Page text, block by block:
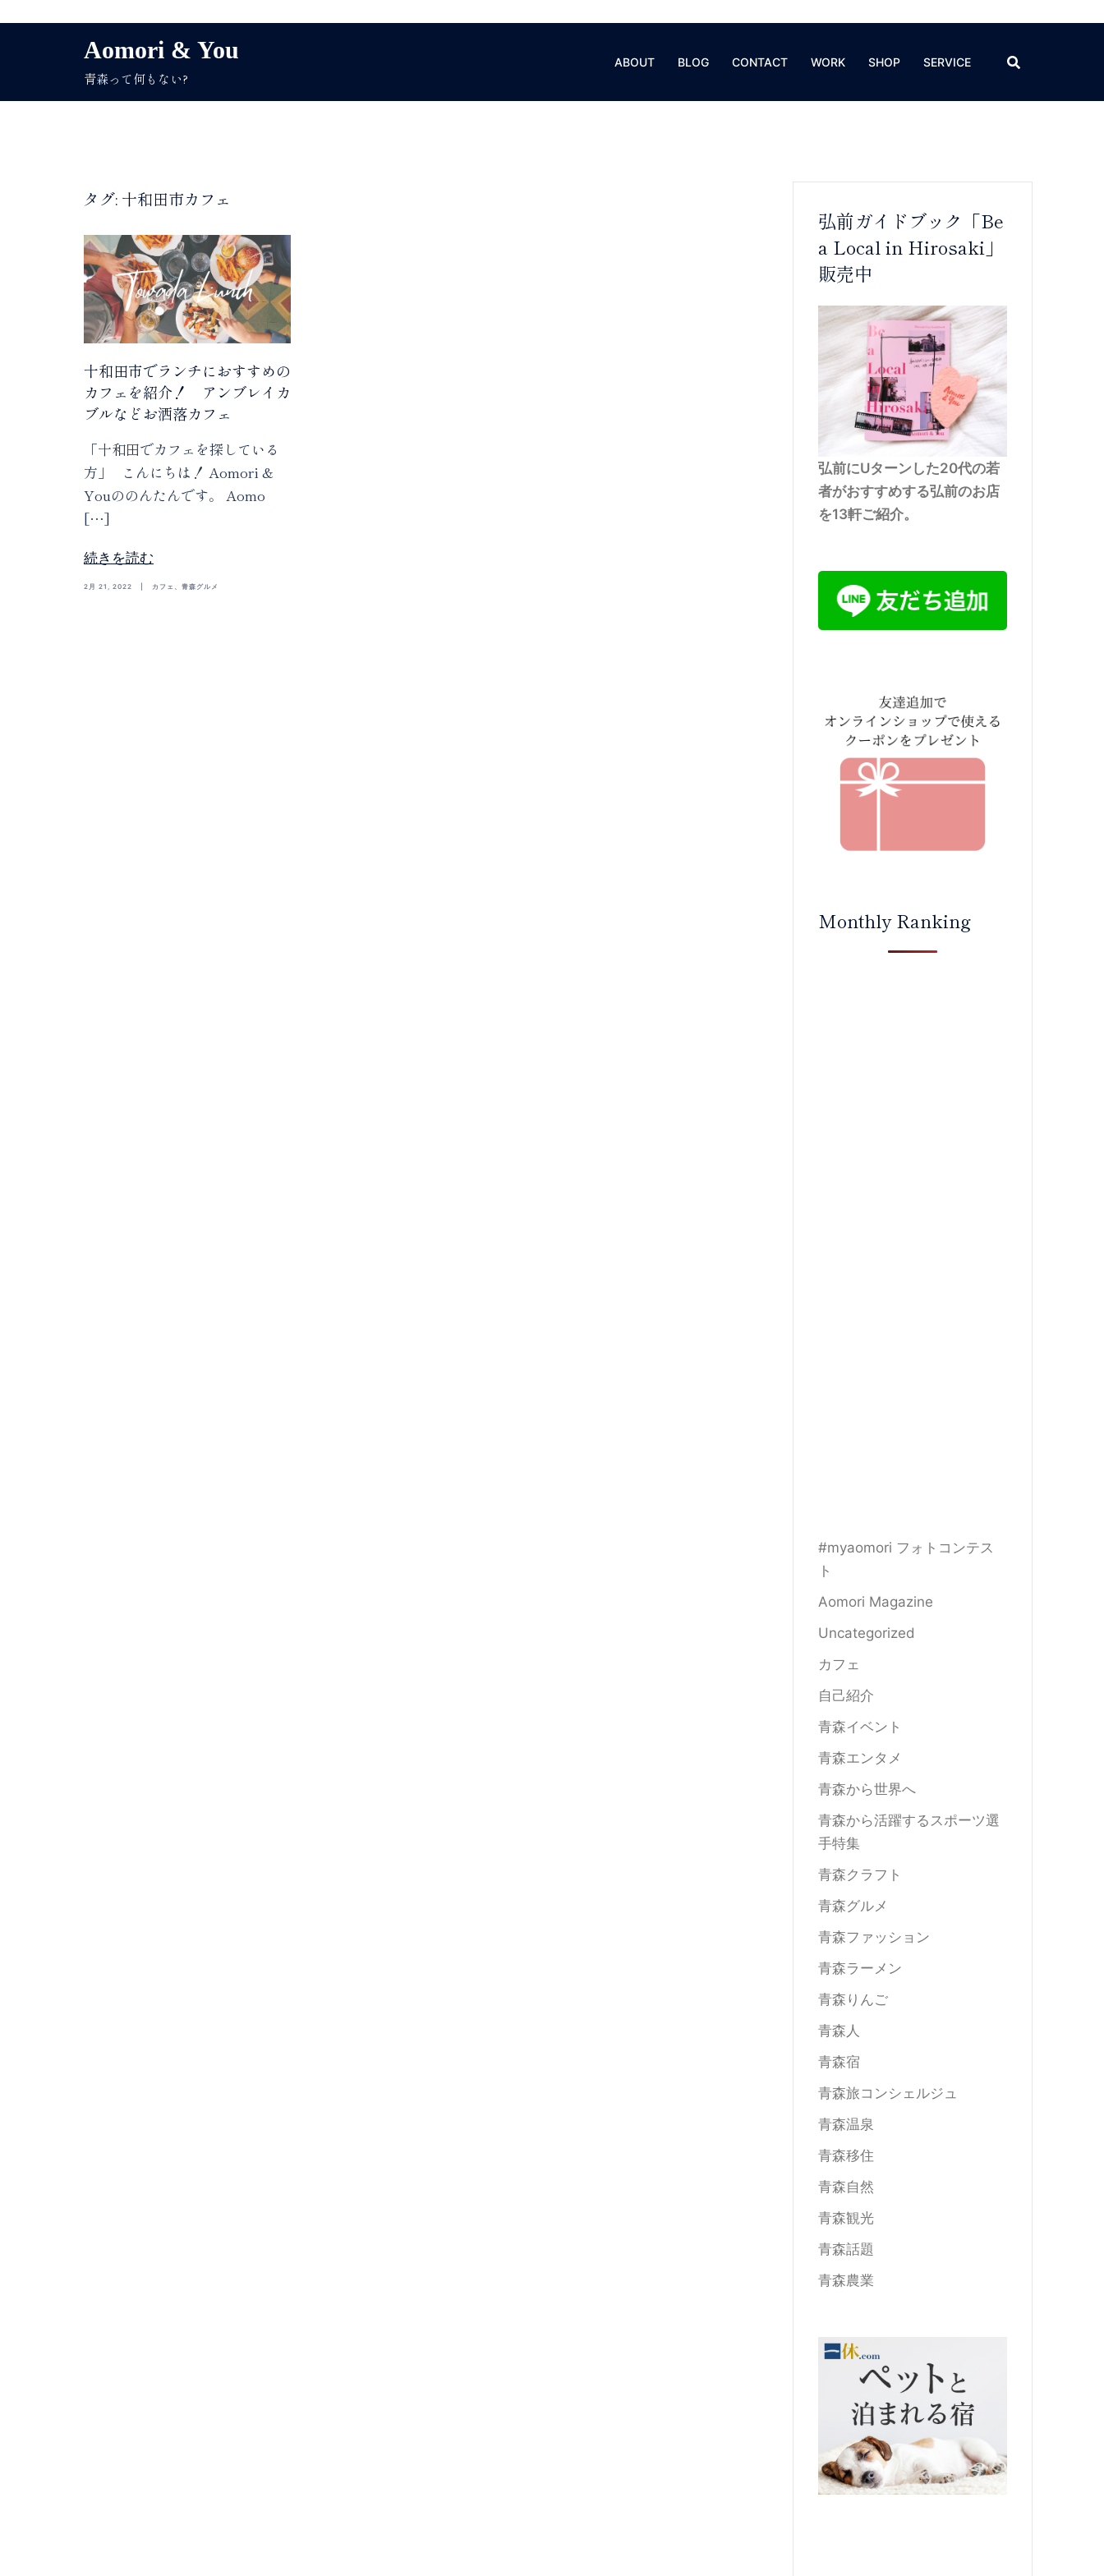
ン
Aomori & You
青森って何もない?
ABOUT BLOG CONTACT WORK SHOP SERVICE
タグ: 十和田市カフェ
十和田市でランチにおすすめの
カフェを紹介！ アンブレイカ
ブルなどお洒落カフェ
「十和田でカフェを探している
方」 こんにちは！ Aomori &
Youののんたんです。 Aomo
[…]
続きを読む
2月 21, 2022 カフェ 、 青森グルメ
弘前ガイドブック「Be
a Local in Hirosaki」
販売中
弘前にUターンした20代の若
者がおすすめする弘前のお店
を13軒ご紹介。
Monthly Ranking
#myaomori フォトコンテス
ト
Aomori Magazine
Uncategorized
カフェ
自己紹介
青森イベント
青森エンタメ
青森から世界へ
青森から活躍するスポーツ選
手特集
青森クラフト
青森グルメ
青森ファッション
青森ラーメン
青森りんご
青森人
青森宿
青森旅コンシェルジュ
青森温泉
青森移住
青森自然
青森観光
青森話題
青森農業